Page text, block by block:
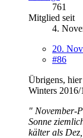
761
Mitglied seit
4.
20.
#86
Übrigens,
Winters
" November-
Sonne
kälter als